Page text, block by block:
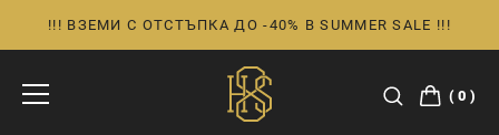
Прескачане
към
съдържанието
!!! ВЗЕМИ С ОТСТЪПКА ДО -40% В SUMMER SALE !!!
0